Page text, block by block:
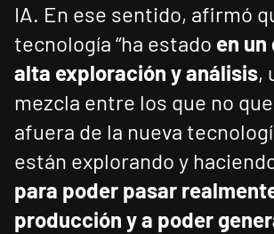
IA. En ese sentido, afirmó
tecnología “ha estado en un
alta exploración y análisis,
mezcla entre los que no
afuera de la nueva
están explorando y
para poder pasar
producción y a poder